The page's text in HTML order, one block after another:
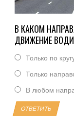
В КАКОМ
ДВИЖЕНИЕ
Только по
Только
В любом
ОТВЕТИТЬ